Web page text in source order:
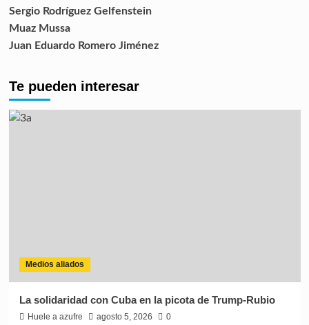
Sergio Rodríguez Gelfenstein
Muaz Mussa
Juan Eduardo Romero Jiménez
Te pueden interesar
Medios aliados
La solidaridad con Cuba en la picota de Trump-Rubio
Huele a azufre agosto 5, 2026 0